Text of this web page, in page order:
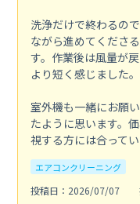
洗浄だけで終わるの
ながら進めてくださ
す。作業後は風量が
より短く感じました。
室外機も一緒にお願
たように思います。
視する方には合って
エアコンクリーニング
投稿日：2026/07/07